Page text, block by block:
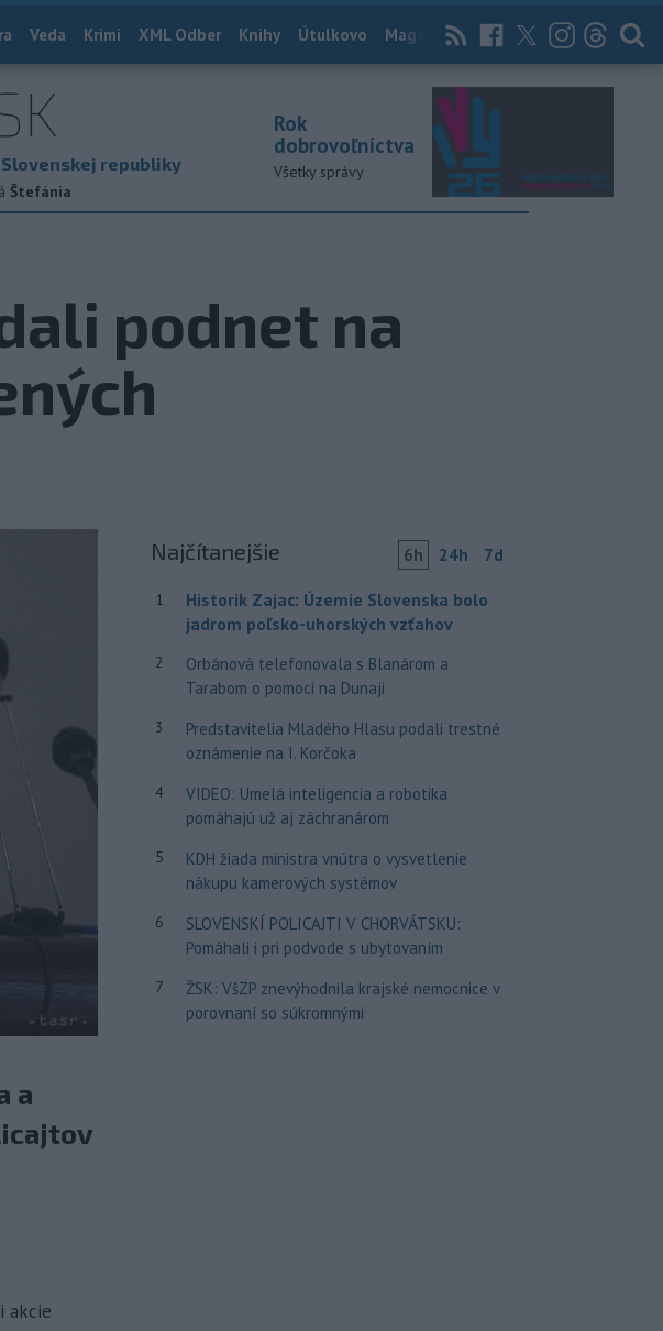
Veda Krimi XML Odber Knihy Útulkovo Magazín News Now Archív
republiky
Štefánia
Rok
dobrovoľníctva
Všetky správy
podnet na
a
akcie
Najčítanejšie 6h 24h 7d
1
Historik Zajac: Územie Slovenska bolo
jadrom poľsko-uhorských vzťahov
2
Orbánová telefonovala s Blanárom a
Tarabom o pomoci na Dunaji
3
Predstavitelia Mladého Hlasu podali trestné
oznámenie na I. Korčoka
4
VIDEO: Umelá inteligencia a robotika
pomáhajú už aj záchranárom
5
KDH žiada ministra vnútra o vysvetlenie
nákupu kamerových systémov
6
SLOVENSKÍ POLICAJTI V CHORVÁTSKU:
Pomáhali i pri podvode s ubytovaním
7
ŽSK: VšZP znevýhodnila krajské nemocnice v
porovnaní so súkromnými